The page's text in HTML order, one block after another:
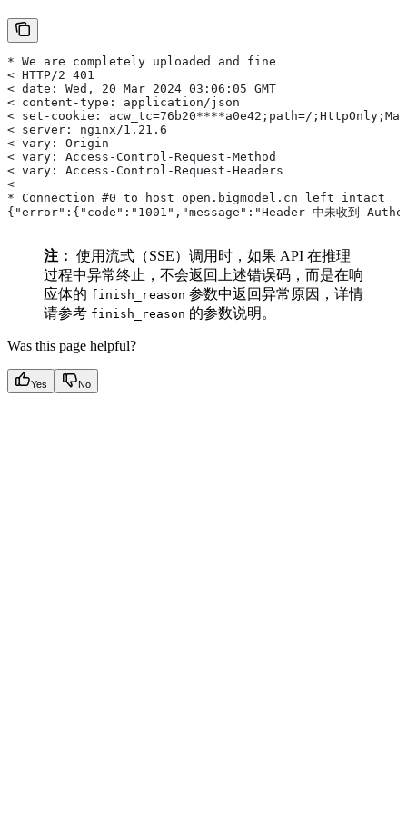
* We are completely uploaded and fine
< HTTP/2 401
< date: Wed, 20 Mar 2024 03:06:05 GMT
< content-type: application/json
< set-cookie: acw_tc=76b20****a0e42;path=/
< server: nginx/1.21.6
< vary: Origin
< vary: Access-Control-Request-Method
< vary: Access-Control-Request-Headers
<
* Connection #0 to host open.bigmodel.cn left intact
{"error":{"code":"1001","message":"Header 中未收到
注： 使用流式（SSE）调用时，如果 API 在推理
过程中异常终止，不会返回上述错误码，而是在响
应体的 finish_reason 参数中返回异常原因，详情
请参考 finish_reason 的参数说明。
Was this page helpful?
Yes No